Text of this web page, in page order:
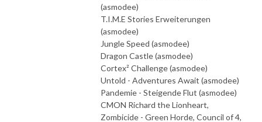
(asmodee)
T.I.M.E Stories Erweiterungen
(asmodee)
Jungle Speed (asmodee)
Dragon Castle (asmodee)
Cortex² Challenge (asmodee)
Untold - Adventures Await (asmodee)
Pandemie - Steigende Flut (asmodee)
CMON Richard the Lionheart,
Zombicide - Green Horde, Council of 4,